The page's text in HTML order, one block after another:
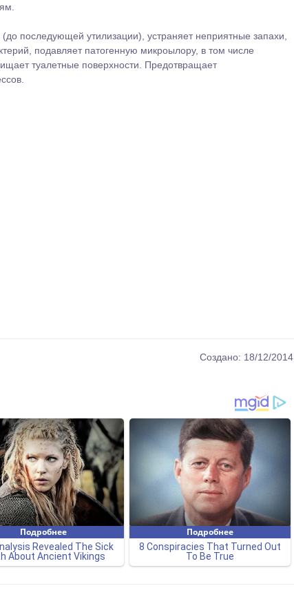
последующей утилизации), устраняет неприятные запахи,
подавляет патогенную микроылору, в том числе
туалетные поверхности. Предотвращает
Создано: 18/12/2014